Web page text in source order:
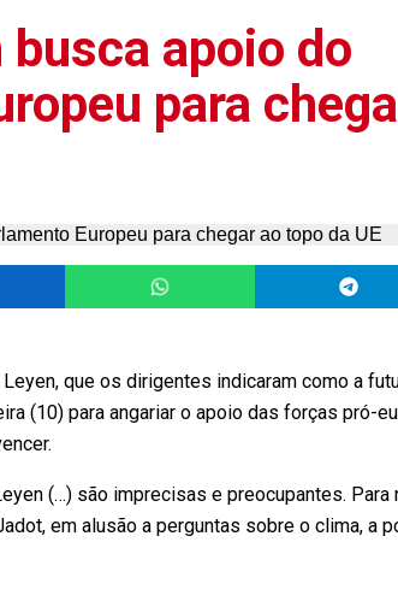
busca apoio do
para
que os dirigentes indicaram como a
(10) para angariar o apoio das forças pró-
(…) são imprecisas e preocupantes. Para
em alusão a perguntas sobre o clima, a